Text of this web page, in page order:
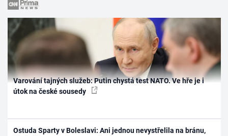
Varování tajných služeb: Putin chystá test NATO. Ve hře je i
útok na české sousedy
Ostuda Sparty v Boleslavi: Ani jednou nevystřelila na bránu,